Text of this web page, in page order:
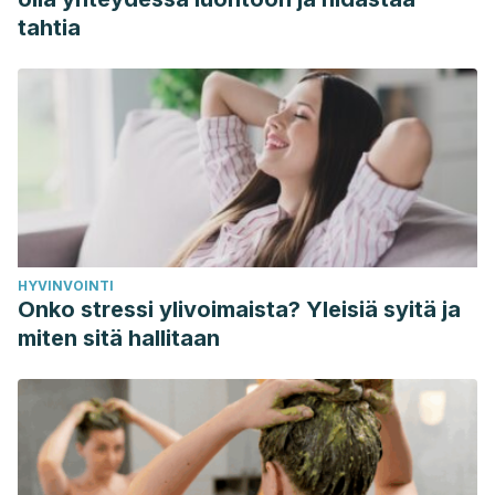
tahtia
HYVINVOINTI
Onko stressi ylivoimaista? Yleisiä syitä ja
miten sitä hallitaan